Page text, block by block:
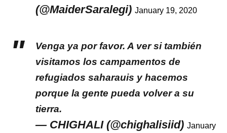
(@MaiderSaralegi) January 19, 2020
Venga ya por favor. A ver si también
visitamos los campamentos de
refugiados saharauis y hacemos
porque la gente pueda volver a su
tierra.
— CHIGHALI (@chighalisiid) January